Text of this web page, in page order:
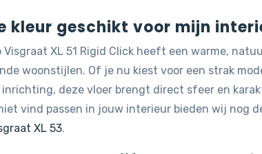
kleur geschikt voor mijn
Visgraat XL 51 Rigid Click heeft een warme,
woonstijlen. Of je nu kiest voor een strak
inrichting, deze vloer brengt direct sfeer en
vind passen in jouw interieur bieden wij nog
XL 53.